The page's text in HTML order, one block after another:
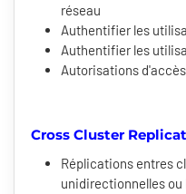
réseau
Authentifier les
Authentifier les
Autorisations
Cross Cluster
Réplications entres
unidirectionnelles